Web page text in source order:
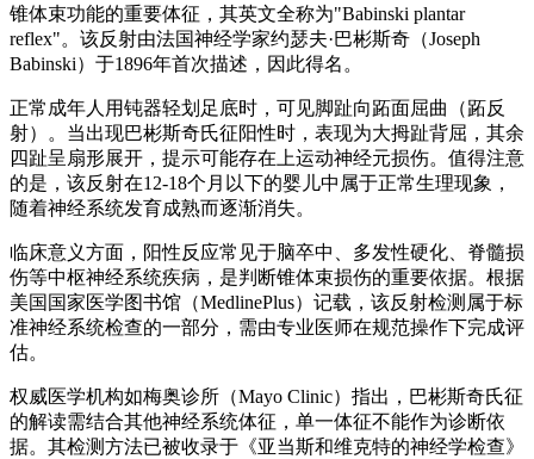
锥体束功能的重要体征，其英文全称为"Babinski plantar
reflex"。该反射由法国神经学家约瑟夫·巴彬斯奇（Joseph
Babinski）于1896年首次描述，因此得名。
正常成年人用钝器轻划足底时，可见脚趾向跖面屈曲（跖反
射）。当出现巴彬斯奇氏征阳性时，表现为大拇趾背屈，其余
四趾呈扇形展开，提示可能存在上运动神经元损伤。值得注意
的是，该反射在12-18个月以下的婴儿中属于正常生理现象，
随着神经系统发育成熟而逐渐消失。
临床意义方面，阳性反应常见于脑卒中、多发性硬化、脊髓损
伤等中枢神经系统疾病，是判断锥体束损伤的重要依据。根据
美国国家医学图书馆（MedlinePlus）记载，该反射检测属于标
准神经系统检查的一部分，需由专业医师在规范操作下完成评
估。
权威医学机构如梅奥诊所（Mayo Clinic）指出，巴彬斯奇氏征
的解读需结合其他神经系统体征，单一体征不能作为诊断依
据。其检测方法已被收录于《亚当斯和维克特的神经学检查》